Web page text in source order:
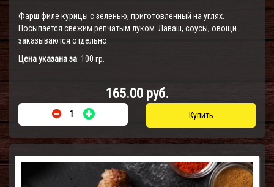
Фарш филе курицы с зеленью, приготовленный на углях.
Посыпается свежим репчатым луком. Лаваш, соусы, овощи
заказываются отдельно.
Цена указана за: 100 гр.
165.00 руб.
Купить